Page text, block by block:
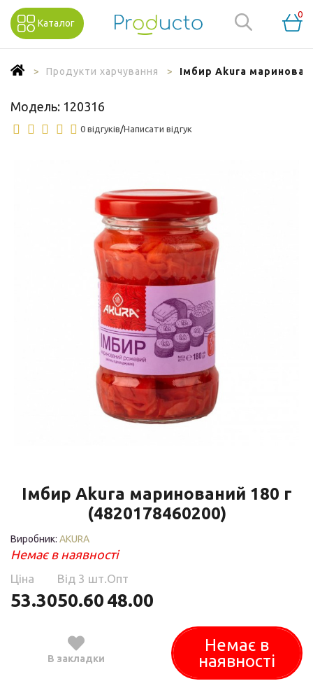
Каталог
0
Продукти харчування Імбир Akura
Модель: 120316
0 відгуків/Написати відгук
Імбир Akura маринований 180 г
(4820178460200)
Виробник: AKURA
Немає в наявності
Ціна
53.30
Від 3 шт.
50.60
Опт
48.00
В закладки
Немає в
наявності